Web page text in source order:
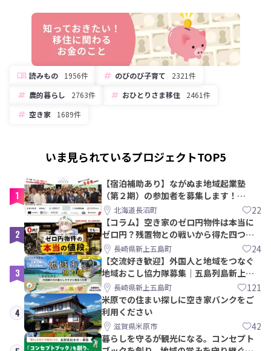
読みもの 1956件 のびのび子育て
2321件
農的暮らし
2763件 おひとりさま移住
2461件
空き家
1689件
いま見られているプロジェクトTOP5
1
【宿泊補助あり】ながぬま地域起業塾
（第２期）の参加者を募集します！
【8/21〆】
北海道長沼町 22
2
【コラム】空き家のゼロ円物件は本当に
ゼロ円？残置物との戦いから得た四つの
教訓｜新上五島町
長崎県新上五島町 24
3
【交流好き歓迎】外国人と地域をつなぐ
地域おこし協力隊募集｜五島列島新上五
島町長崎県新上五島町 121
4
米原での住まい探しに空き家バンクをご
利用ください
滋賀県米原市 42
暮らしを守るが観光になる。コンセプト